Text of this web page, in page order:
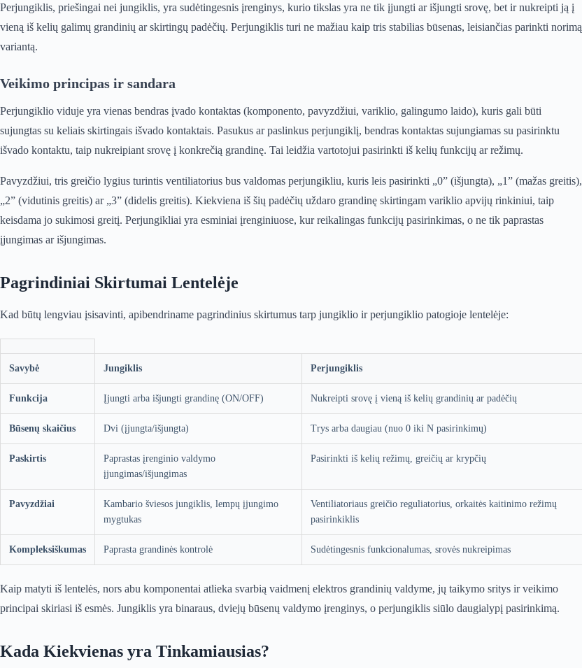
Perjungiklis, priešingai nei jungiklis, yra sudėtingesnis įrenginys, kurio tikslas yra ne tik įjungti ar išjungti srovę, bet ir nukreipti ją į
vieną iš kelių galimų grandinių ar skirtingų padėčių. Perjungiklis turi ne mažiau kaip tris stabilias būsenas, leisiančias parinkti norimą
variantą.
Veikimo principas ir sandara
Perjungiklio viduje yra vienas bendras įvado kontaktas (komponento, pavyzdžiui, variklio, galingumo laido), kuris gali būti
sujungtas su keliais skirtingais išvado kontaktais. Pasukus ar paslinkus perjungiklį, bendras kontaktas sujungiamas su pasirinktu
išvado kontaktu, taip nukreipiant srovę į konkrečią grandinę. Tai leidžia vartotojui pasirinkti iš kelių funkcijų ar režimų.
Pavyzdžiui, tris greičio lygius turintis ventiliatorius bus valdomas perjungikliu, kuris leis pasirinkti „0” (išjungta), „1” (mažas greitis),
„2” (vidutinis greitis) ar „3” (didelis greitis). Kiekviena iš šių padėčių uždaro grandinę skirtingam variklio apvijų rinkiniui, taip
keisdama jo sukimosi greitį. Perjungikliai yra esminiai įrenginiuose, kur reikalingas funkcijų pasirinkimas, o ne tik paprastas
įjungimas ar išjungimas.
Pagrindiniai Skirtumai Lentelėje
Kad būtų lengviau įsisavinti, apibendriname pagrindinius skirtumus tarp jungiklio ir perjungiklio patogioje lentelėje:
Savybė Jungiklis Perjungiklis
Funkcija Įjungti arba išjungti grandinę (ON/OFF) Nukreipti srovę į vieną iš kelių grandinių ar padėčių
Būsenų skaičius Dvi (įjungta/išjungta) Trys arba daugiau (nuo 0 iki N pasirinkimų)
Paskirtis
Paprastas įrenginio valdymo
įjungimas/išjungimas
Pasirinkti iš kelių režimų, greičių ar krypčių
Pavyzdžiai
Kambario šviesos jungiklis, lempų įjungimo
mygtukas
Ventiliatoriaus greičio reguliatorius, orkaitės kaitinimo režimų
pasirinkiklis
Kompleksiškumas Paprasta grandinės kontrolė Sudėtingesnis funkcionalumas, srovės nukreipimas
Kaip matyti iš lentelės, nors abu komponentai atlieka svarbią vaidmenį elektros grandinių valdyme, jų taikymo sritys ir veikimo
principai skiriasi iš esmės. Jungiklis yra binaraus, dviejų būsenų valdymo įrenginys, o perjungiklis siūlo daugialypį pasirinkimą.
Kada Kiekvienas yra Tinkamiausias?